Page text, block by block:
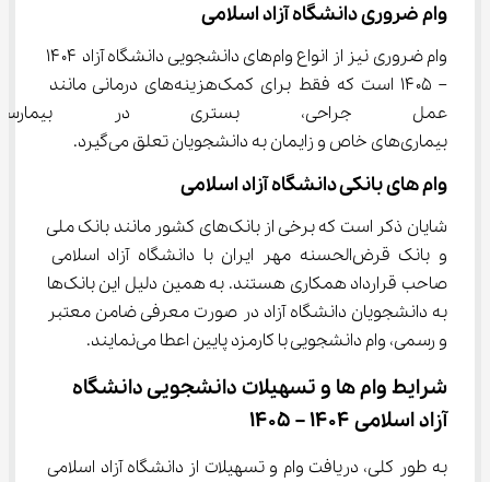
وام ضروری دانشگاه آزاد اسلامی
– ۱۴۰۵ است که فقط برای کمک‌هزینه‌های درمانی مانند
عمل جراحی، بستری در
بیماری‌های خاص و زایمان به دانشجویان تعلق می‌گیرد.
وام های بانکی دانشگاه آزاد اسلامی
شایان ذکر است که برخی از بانک‌های کشور مانند بانک ملی
و بانک قرض‌الحسنه مهر ایران با دانشگاه آزاد اسلامی
صاحب قرارداد همکاری هستند. به همین دلیل این بانک‌ها
به دانشجویان دانشگاه آزاد در صورت معرفی ضامن معتبر
و رسمی، وام دانشجویی با کارمزد پایین اعطا می‌نمایند.
شرایط وام ها و تسهیلات دانشجویی دانشگاه
آزاد اسلامی 1404 – 1405
به طور کلی، دریافت وام و تسهیلات از دانشگاه آزاد اسلامی